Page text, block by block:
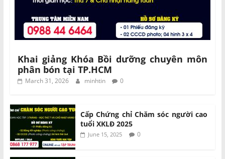
Khai giảng Khóa Bồi dưỡng chuyên môn
phân bón tại TP.HCM
March 31, 2026 minhtin 0
Cấp Chứng chỉ Chăm sóc người cao
tuổi XKLĐ 2025
June 15, 2025 0